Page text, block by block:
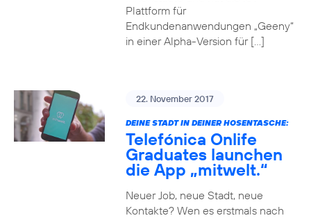
Plattform für
Endkundenanwendungen „Geeny“
in einer Alpha-Version für […]
22. November 2017
DEINE STADT IN DEINER HOSENTASCHE:
Telefónica Onlife
Graduates launchen
die App „mitwelt.“
Neuer Job, neue Stadt, neue
Kontakte? Wen es erstmals nach